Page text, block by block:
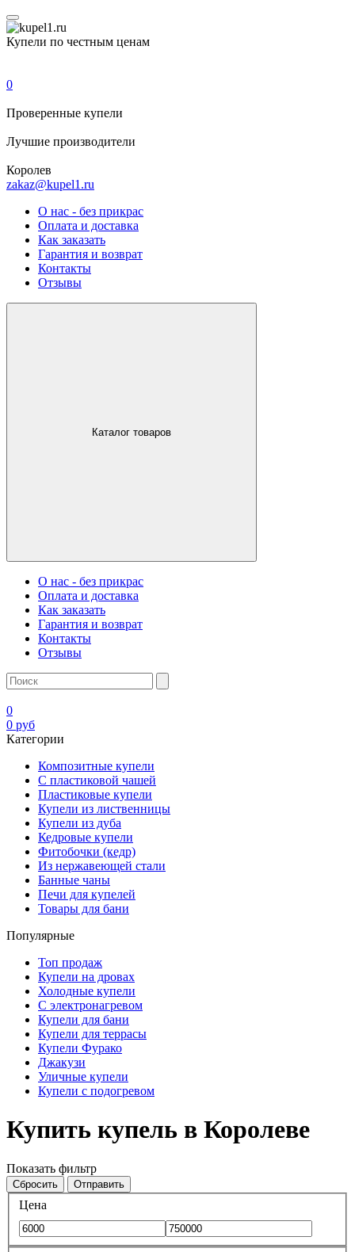
Купели по честным ценам
0
Проверенные купели
Лучшие производители
Королев
zakaz@kupel1.ru
О нас - без прикрас
Оплата и доставка
Как заказать
Гарантия и возврат
Контакты
Отзывы
Каталог товаров
О нас - без прикрас
Оплата и доставка
Как заказать
Гарантия и возврат
Контакты
Отзывы
0
0 руб
Категории
Композитные купели
С пластиковой чашей
Пластиковые купели
Купели из лиственницы
Купели из дуба
Кедровые купели
Фитобочки (кедр)
Из нержавеющей стали
Банные чаны
Печи для купелей
Товары для бани
Популярные
Топ продаж
Купели на дровах
Холодные купели
С электронагревом
Купели для бани
Купели для террасы
Купели Фурако
Джакузи
Уличные купели
Купели с подогревом
Купить купель в Королеве
Показать фильтр
Сбросить Отправить
Цена